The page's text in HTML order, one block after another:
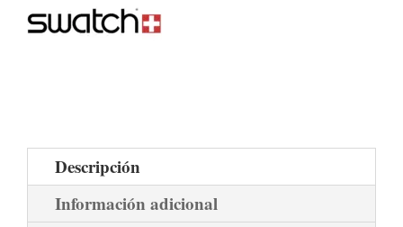
Descripción
Información adicional